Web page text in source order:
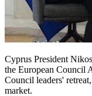
Cyprus President
the European Council
Council leaders'
market.